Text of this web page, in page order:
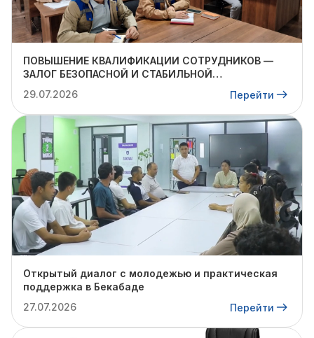
ПОВЫШЕНИЕ КВАЛИФИКАЦИИ СОТРУДНИКОВ —
ЗАЛОГ БЕЗОПАСНОЙ И СТАБИЛЬНОЙ
29.07.2026 Перейти
Открытый диалог с молодежью и практическая
поддержка в Бекабаде
27.07.2026
Перейти